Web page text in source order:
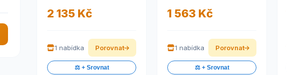
detaily)
2 135 Kč
1 nabídka Porovnat
⚖️ + Srovnat
1 563 Kč
1 nabídka Porovnat
⚖️ + Srovnat